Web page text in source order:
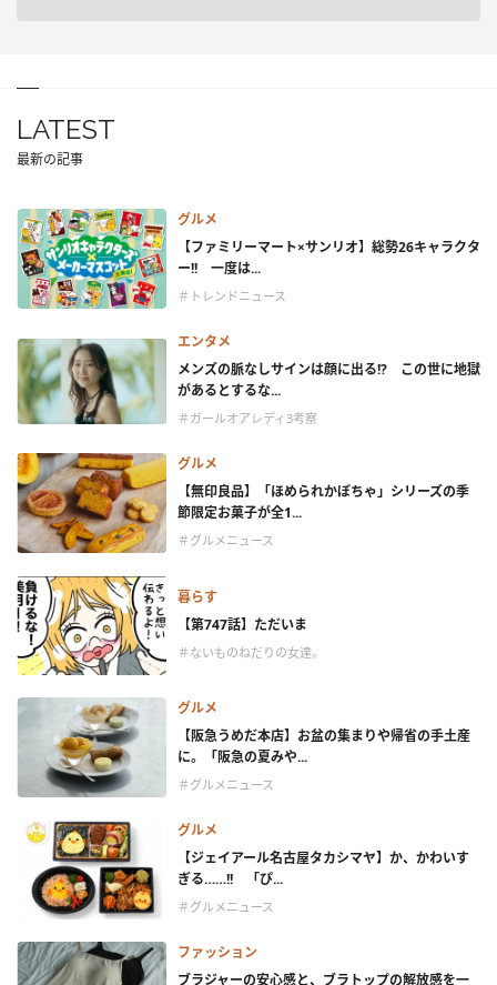
LATEST
最新の記事
グルメ
【ファミリーマート×サンリオ】総勢26キャラクタ
ー!! 一度は...
＃トレンドニュース
エンタメ
メンズの脈なしサインは顔に出る!? この世に地獄
があるとするな...
＃ガールオアレディ3考察
グルメ
【無印良品】「ほめられかぼちゃ」シリーズの季
節限定お菓子が全1...
＃グルメニュース
暮らす
【第747話】ただいま
＃ないものねだりの女達。
グルメ
【阪急うめだ本店】お盆の集まりや帰省の手土産
に。「阪急の夏みや...
＃グルメニュース
グルメ
【ジェイアール名古屋タカシマヤ】か、かわいす
ぎる……!! 「ぴ...
＃グルメニュース
ファッション
ブラジャーの安心感と、ブラトップの解放感を一